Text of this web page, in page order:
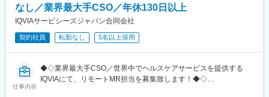
変更の範囲：会社の定める業務
■特徴：
(1)充実した教育体制：
・製品研修（約2週間～2ヶ月、プロジェクトによる）：入社オリ
エンテーション後に配属先プロジェクトの製薬メーカーにて製品
他、横断研修、eラーニングの研修等も受けることが可能です。
・オンコロジー専門MR育成プログラム、IBD専門育成プログラ
なし／業界最大手CSO／年休130日以上
IQVIAサービシーズジャパン合同会社
契約社員 転勤なし 5名以上採用
仕事内容
◆◇業界最大手CSO／世界中でヘルスケアサービスを提供する
IQVIAにて、リモートMR担当を募集致します！◆◇